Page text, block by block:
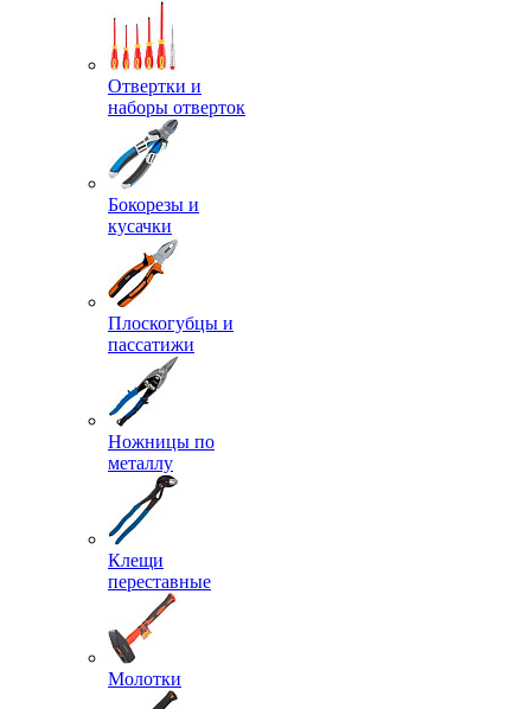
Отвертки и
наборы отверток
Бокорезы и
кусачки
Плоскогубцы и
пассатижи
Ножницы по
металлу
Клещи
переставные
Молотки